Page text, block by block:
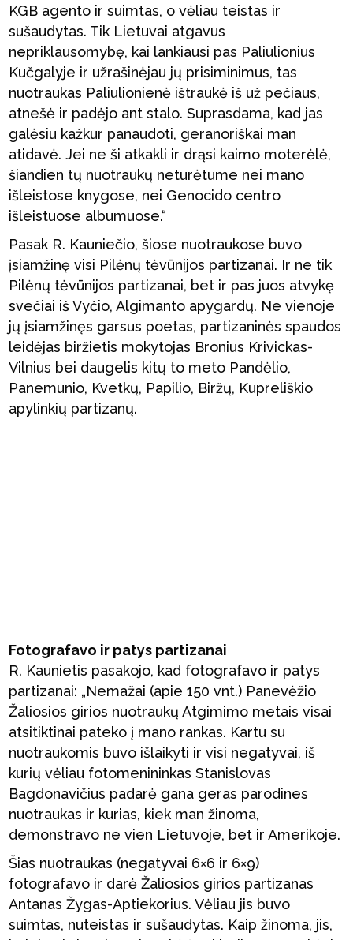
KGB agento ir suimtas, o vėliau teistas ir
sušaudytas. Tik Lietuvai atgavus
nepriklausomybę, kai lankiausi pas Paliulionius
Kučgalyje ir užrašinėjau jų prisiminimus, tas
nuotraukas Paliulionienė ištraukė iš už pečiaus,
atnešė ir padėjo ant stalo. Suprasdama, kad jas
galėsiu kažkur panaudoti, geranoriškai man
atidavė. Jei ne ši atkakli ir drąsi kaimo moterėlė,
šiandien tų nuotraukų neturėtume nei mano
išleistose knygose, nei Genocido centro
išleistuose albumuose.“
Pasak R. Kauniečio, šiose nuotraukose buvo
įsiamžinę visi Pilėnų tėvūnijos partizanai. Ir ne tik
Pilėnų tėvūnijos partizanai, bet ir pas juos atvykę
svečiai iš Vyčio, Algimanto apygardų. Ne vienoje
jų įsiamžinęs garsus poetas, partizaninės spaudos
leidėjas biržietis mokytojas Bronius Krivickas-
Vilnius bei daugelis kitų to meto Pandėlio,
Panemunio, Kvetkų, Papilio, Biržų, Kupreliškio
apylinkių partizanų.
Fotografavo ir patys partizanai
R. Kaunietis pasakojo, kad fotografavo ir patys
partizanai: „Nemažai (apie 150 vnt.) Panevėžio
Žaliosios girios nuotraukų Atgimimo metais visai
atsitiktinai pateko į mano rankas. Kartu su
nuotraukomis buvo išlaikyti ir visi negatyvai, iš
kurių vėliau fotomenininkas Stanislovas
Bagdonavičius padarė gana geras parodines
nuotraukas ir kurias, kiek man žinoma,
demonstravo ne vien Lietuvoje, bet ir Amerikoje.
Šias nuotraukas (negatyvai 6×6 ir 6×9)
fotografavo ir darė Žaliosios girios partizanas
Antanas Žygas-Aptiekorius. Vėliau jis buvo
suimtas, nuteistas ir sušaudytas. Kaip žinoma, jis,